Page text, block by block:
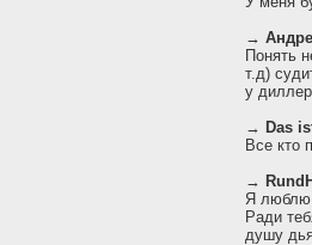
→
Понять
т.д)
у
→ Das
Все кто
→
Я люблю
Ради
душу